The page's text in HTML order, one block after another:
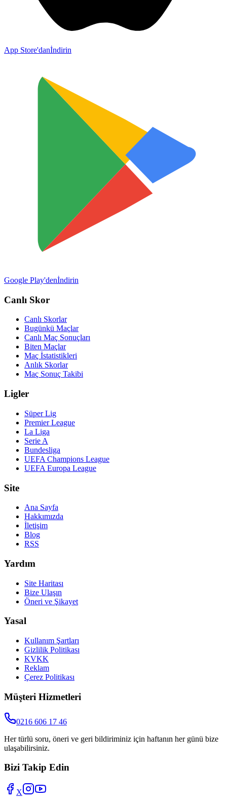
App Store'danİndirin
Google Play'denİndirin
Canlı Skor
Canlı Skorlar
Bugünkü Maçlar
Canlı Maç Sonuçları
Biten Maçlar
Maç İstatistikleri
Anlık Skorlar
Maç Sonuç Takibi
Ligler
Süper Lig
Premier League
La Liga
Serie A
Bundesliga
UEFA Champions League
UEFA Europa League
Site
Ana Sayfa
Hakkımızda
İletişim
Blog
RSS
Yardım
Site Haritası
Bize Ulaşın
Öneri ve Şikayet
Yasal
Kullanım Şartları
Gizlilik Politikası
KVKK
Reklam
Çerez Politikası
Müşteri Hizmetleri
0216 606 17 46
Her türlü soru, öneri ve geri bildiriminiz için haftanın her günü bize
ulaşabilirsiniz.
Bizi Takip Edin
X